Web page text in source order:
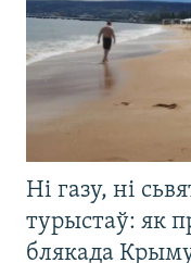
Ні газу, ні
турыстаў: як
блякада